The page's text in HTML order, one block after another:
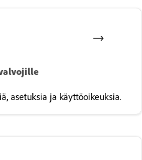
asetuksia ja käyttöoikeuksia.